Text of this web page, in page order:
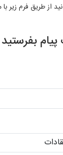
از طریق فرم زیر با
بفرستید